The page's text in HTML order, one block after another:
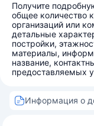
Получите
общее количество
организаций или
детальные
постройки,
материалы,
название,
предоставляемых
Информация о